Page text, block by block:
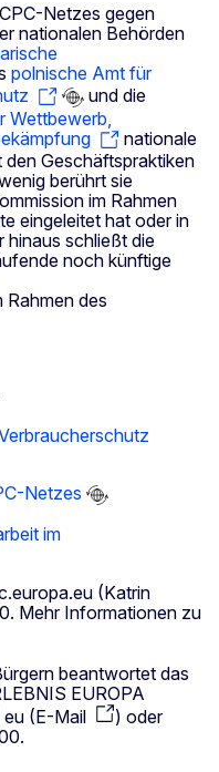
Netzes gegen
nationalen Behörden
polnische Amt für
und die
Wettbewerb,
nationale
den Geschäftspraktiken
berührt sie
im Rahmen
eingeleitet hat oder in
hinaus schließt die
noch künftige
des
Netzes
im
.europa.eu (Katrin
Mehr Informationen zu
beantwortet das
EUROPA
eu (E-Mail ) oder